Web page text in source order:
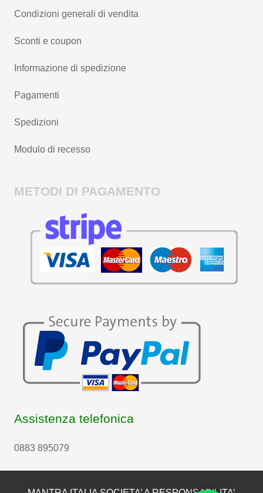
Condizioni generali di vendita
Sconti e coupon
Informazione di spedizione
Pagamenti
Spedizioni
Modulo di recesso
METODI DI PAGAMENTO
Assistenza telefonica
0883 895079